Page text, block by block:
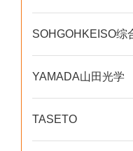
SOHGOHKEISO综
YAMADA山田光学
TASETO